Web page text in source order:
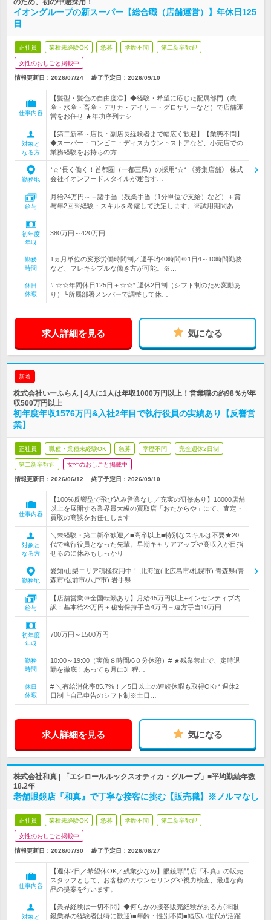
のため、初の中途採用！
イオングループの新スーパー【総合職（店舗運営）】年休日125
日
正社員 業種未経験OK 急募 学歴不問 第二新卒歓迎
女性のおしごと掲載中
情報更新日：2026/07/24 終了予定日： 2026/09/10
仕事内容
【髪型・髪色の自由度◎】◆経験・希望に応じた配属部門（農
産・水産・畜産・デリカ・デイリー・グロサリーなど）で店舗運
営をお任せ ★年功序列ナシ
対象と
なる方
【第二新卒～店長・副店長経験者まで幅広く歓迎】【業態不問】
◆スーパー・コンビニ・ディスカウントストアなど、小売店での
業務経験をお持ちの方
勤務地
*☆*長く働く！首都圏（一都三県）の採用*☆* 《募集店舗》 株式
会社イオンフードスタイルが運営す…
給与
月給24万円～＋諸手当（残業手当（1分単位で支給）など）＋賞
与年2回※経験・スキルを考慮して決定します。※試用期間あ…
初年度
年収
380万円～420万円
勤務
時間
1ヵ月単位の変形労働時間制／週平均40時間※1日4～10時間勤務
など、フレキシブルな働き方が可能。※…
休日
休暇
# ☆☆年間休日125日＋☆☆* 週休2日制（シフト制のため変動あ
り）└所属部署メンバーで調整して休…
求人詳細を見る 気になる
新着
株式会社いーふらん | 4人に1人は年収1000万円以上！営業職の約98％が年
収500万円以上
初年度年収1576万円&入社2年目で執行役員の実績あり【反響営
業】
正社員 職種・業種未経験OK 急募 学歴不問 完全週休2日制
第二新卒歓迎 女性のおしごと掲載中
情報更新日：2026/06/12 終了予定日： 2026/09/10
仕事内容
【100%反響型で飛び込み営業なし／充実の研修あり】18000店舗
以上を展開する業界最大級の買取店「おたからや」にて、査定・
買取の商談をお任せします
対象と
なる方
＼未経験・第二新卒歓迎／■高卒以上■特別なスキルは不要★20
代で執行役員となった先輩。早期キャリアアップや高収入が目指
せるのに休みもしっかり
勤務地
愛知/山梨エリア積極採用中！ 北海道(北広島市/札幌市) 青森県(青
森市/弘前市/八戸市) 岩手県…
給与
【店舗営業※全国転勤あり】月給45万円以上+インセンティブ内
訳：基本給23万円＋秘密保持手当4万円＋遠方手当10万円…
初年度
年収
700万円～1500万円
勤務
時間
10:00～19:00（実働８時間/6０分休憩）# ★残業禁止で、定時退
勤を徹底！あっても月に3H程…
休日
休暇
# ＼有給消化率85.7%！／5日以上の連続休暇も取得OK♪* 週休2
日制┗自己申告のシフト制※土日…
求人詳細を見る 気になる
株式会社和真 | 「エシロールルックスオティカ・グループ」■平均勤続年数
18.2年
老舗眼鏡店『和真』で丁寧な接客に挑む【販売職】※ノルマなし
正社員 業種未経験OK 急募 学歴不問 第二新卒歓迎
女性のおしごと掲載中
情報更新日：2026/07/30 終了予定日： 2026/08/27
仕事内容
【週休2日／希望休OK／残業少なめ】眼鏡専門店『和真』の販売
スタッフとして、お客様のカウンセリングや視力検査、最適な商
品の提案を行います。
対象と
【業界経験は一切不問】◆何らかの接客販売経験がある方(※眼
鏡業界の経験者は特に歓迎)■年齢・性別不問■幅広い世代が活躍